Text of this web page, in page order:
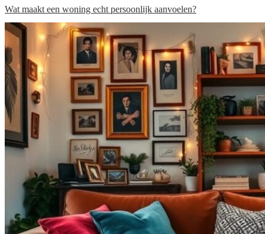
Wat maakt een woning echt persoonlijk aanvoelen?